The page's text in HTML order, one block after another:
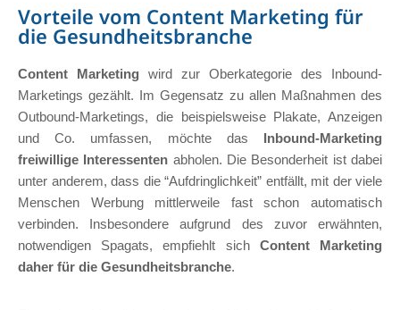
Vorteile vom Content Marketing für
die Gesundheitsbranche
Content Marketing wird zur Oberkategorie des Inbound-
Marketings gezählt. Im Gegensatz zu allen Maßnahmen des
Outbound-Marketings, die beispielsweise Plakate, Anzeigen
und Co. umfassen, möchte das Inbound-Marketing
freiwillige Interessenten abholen. Die Besonderheit ist dabei
unter anderem, dass die “Aufdringlichkeit” entfällt, mit der viele
Menschen Werbung mittlerweile fast schon automatisch
verbinden. Insbesondere aufgrund des zuvor erwähnten,
notwendigen Spagats, empfiehlt sich Content Marketing
daher für die Gesundheitsbranche.